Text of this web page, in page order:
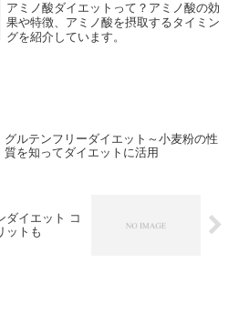
アミノ酸ダイエットって？アミノ酸の効
果や特徴、アミノ酸を摂取するタイミン
グを紹介しています。
グルテンフリーダイエット～小麦粉の性
質を知ってダイエットに活用
ダイエット コ
ットも